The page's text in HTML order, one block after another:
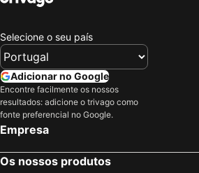
Selecione o seu país
Adicionar no Google
Encontre facilmente os nossos
resultados: adicione o trivago como
fonte preferencial no Google.
Empresa
Os nossos produtos